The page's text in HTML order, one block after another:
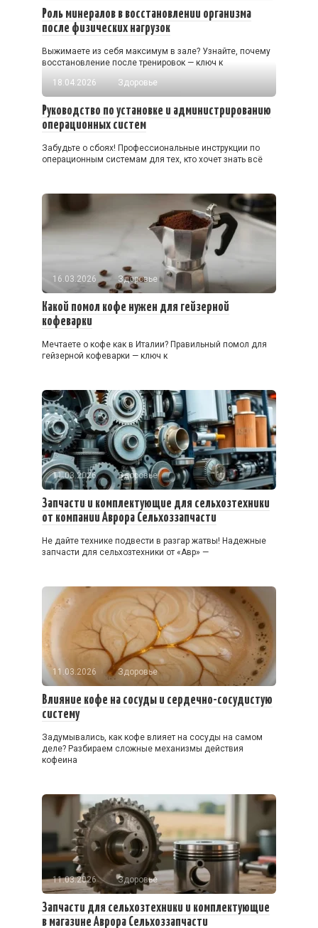
Роль минералов в восстановлении организма
после физических нагрузок
Выжимаете из себя максимум в зале? Узнайте, почему
восстановление после тренировок — ключ к
18.04.2026
Здоровье
Руководство по установке и администрированию
операционных систем
Забудьте о сбоях! Профессиональные инструкции по
операционным системам для тех, кто хочет знать всё
16.03.2026 Здоровье
Какой помол кофе нужен для гейзерной
кофеварки
Мечтаете о кофе как в Италии? Правильный помол для
гейзерной кофеварки — ключ к
11.03.2026 Здоровье
Запчасти и комплектующие для сельхозтехники
от компании Аврора Сельхоззапчасти
Не дайте технике подвести в разгар жатвы! Надежные
запчасти для сельхозтехники от «Авр» —
11.03.2026 Здоровье
Влияние кофе на сосуды и сердечно-сосудистую
систему
Задумывались, как кофе влияет на сосуды на самом
деле? Разбираем сложные механизмы действия
кофеина
11.03.2026 Здоровье
Запчасти для сельхозтехники и комплектующие
в магазине Аврора Сельхоззапчасти